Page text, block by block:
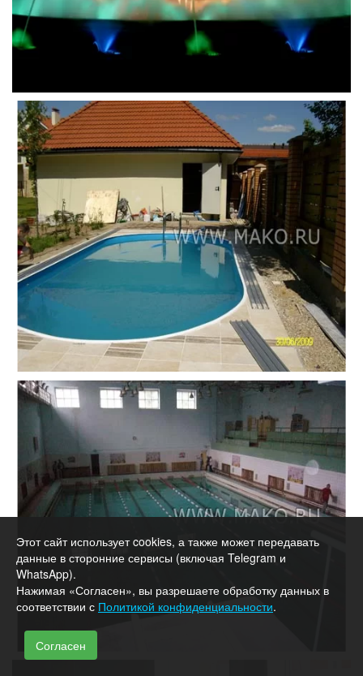
Этот сайт использует cookies, а также может передавать
данные в сторонние сервисы (включая Telegram и
WhatsApp).
Нажимая «Согласен», вы разрешаете обработку данных в
соответствии с Политикой конфиденциальности.
Согласен